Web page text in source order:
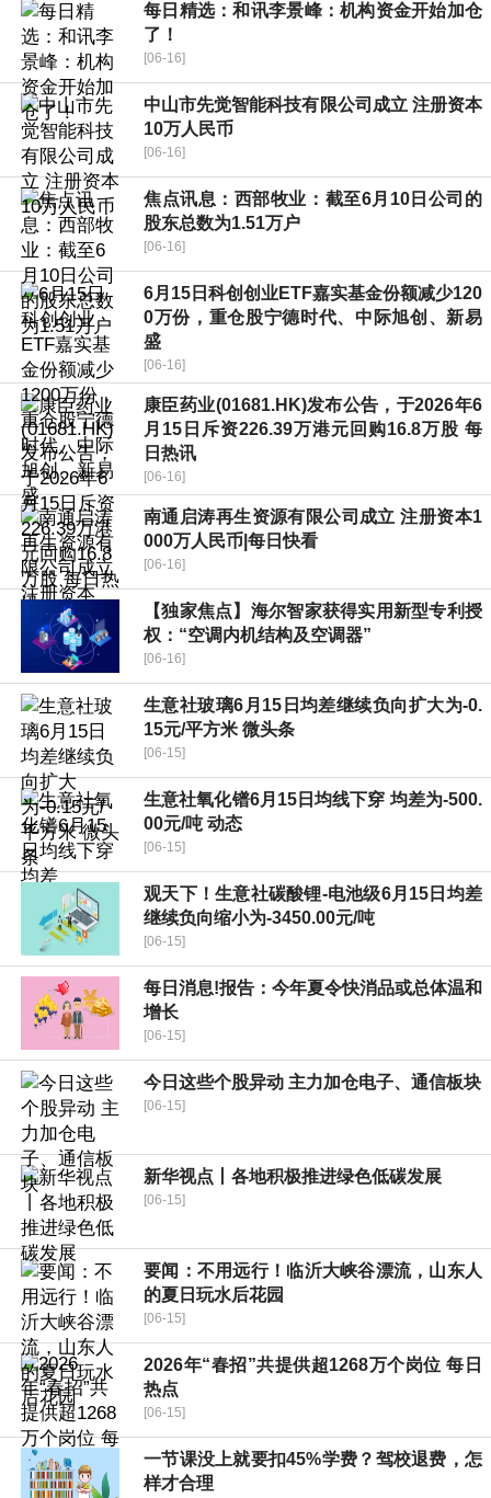
每日精选：和讯李景峰：机构资金开始加仓
了！
[06-16]
中山市先觉智能科技有限公司成立 注册资本
10万人民币
[06-16]
焦点讯息：西部牧业：截至6月10日公司的
股东总数为1.51万户
[06-16]
6月15日科创创业ETF嘉实基金份额减少120
0万份，重仓股宁德时代、中际旭创、新易
盛
[06-16]
康臣药业(01681.HK)发布公告，于2026年6
月15日斥资226.39万港元回购16.8万股 每
日热讯
[06-16]
南通启涛再生资源有限公司成立 注册资本1
000万人民币|每日快看
[06-16]
【独家焦点】海尔智家获得实用新型专利授
权：“空调内机结构及空调器”
[06-16]
生意社玻璃6月15日均差继续负向扩大为-0.
15元/平方米 微头条
[06-15]
生意社氧化镨6月15日均线下穿 均差为-500.
00元/吨 动态
[06-15]
观天下！生意社碳酸锂-电池级6月15日均差
继续负向缩小为-3450.00元/吨
[06-15]
每日消息!报告：今年夏令快消品或总体温和
增长
[06-15]
今日这些个股异动 主力加仓电子、通信板块
[06-15]
新华视点丨各地积极推进绿色低碳发展
[06-15]
要闻：不用远行！临沂大峡谷漂流，山东人
的夏日玩水后花园
[06-15]
2026年“春招”共提供超1268万个岗位 每日
热点
[06-15]
一节课没上就要扣45%学费？驾校退费，怎
样才合理